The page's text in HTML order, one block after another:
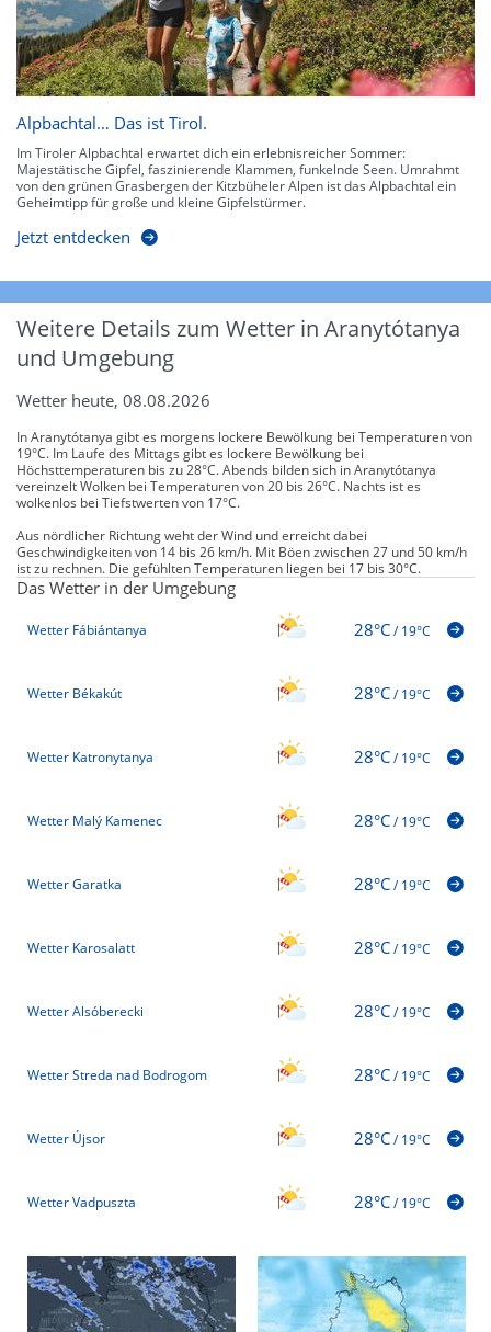
Alpbachtal… Das ist Tirol.
Im Tiroler Alpbachtal erwartet dich ein erlebnisreicher Sommer:
Majestätische Gipfel, faszinierende Klammen, funkelnde Seen. Umrahmt
von den grünen Grasbergen der Kitzbüheler Alpen ist das Alpbachtal ein
Geheimtipp für große und kleine Gipfelstürmer.
Jetzt entdecken
Weitere Details zum Wetter in Aranytótanya
und Umgebung
Wetter heute, 08.08.2026
In Aranytótanya gibt es morgens lockere Bewölkung bei Temperaturen von
19°C. Im Laufe des Mittags gibt es lockere Bewölkung bei
Höchsttemperaturen bis zu 28°C. Abends bilden sich in Aranytótanya
vereinzelt Wolken bei Temperaturen von 20 bis 26°C. Nachts ist es
wolkenlos bei Tiefstwerten von 17°C.
Aus nördlicher Richtung weht der Wind und erreicht dabei
Geschwindigkeiten von 14 bis 26 km/h. Mit Böen zwischen 27 und 50 km/h
ist zu rechnen. Die gefühlten Temperaturen liegen bei 17 bis 30°C.
Das Wetter in der Umgebung
Wetter Fábiántanya 28°C/19°C
Wetter Békakút 28°C/19°C
Wetter Katronytanya 28°C/19°C
Wetter Malý Kamenec 28°C/19°C
Wetter Garatka 28°C/19°C
Wetter Karosalatt 28°C/19°C
Wetter Alsóberecki 28°C/19°C
Wetter Streda nad Bodrogom 28°C/19°C
Wetter Újsor 28°C/19°C
Wetter Vadpuszta 28°C/19°C